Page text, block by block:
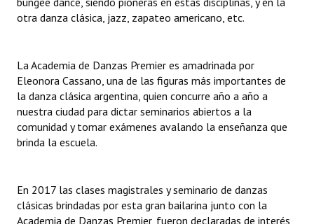
Resoluciones de Presidencia
INSTITUCIONAL
Antiguos Pobladores
Noticias Destacadas
Registros y Distinciones
Premio al Mérito - Registro
otra danza clásica, jazz, zapateo americano, etc.
La Academia de Danzas Premier es amadrinada por
Eleonora Cassano, una de las figuras más importantes de
la danza clásica argentina, quien concurre año a año a
nuestra ciudad para dictar seminarios abiertos a la
comunidad y tomar exámenes avalando la enseñanza que
brinda la escuela.
En 2017 las clases magistrales y seminario de danzas
clásicas brindadas por esta gran bailarina junto con la
Academia de Danzas Premier, fueron declaradas de interés